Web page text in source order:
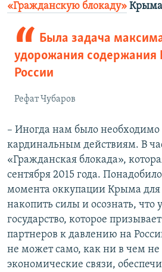
«Гражданскую блокаду»
Была задача
удорожания
России
Рефат Чубаров
– Иногда нам было необходимо
кардинальным действиям. В
«Гражданская блокада»,
сентября 2015 года.
момента оккупации Крыма для
накопить силы и осознать, что
государство, которое
партнеров к давлению на
не может само, как ни в чем не
экономические связи,